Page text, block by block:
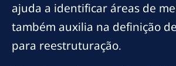
ajuda a identificar áreas de
também auxilia na definição
para reestruturação.